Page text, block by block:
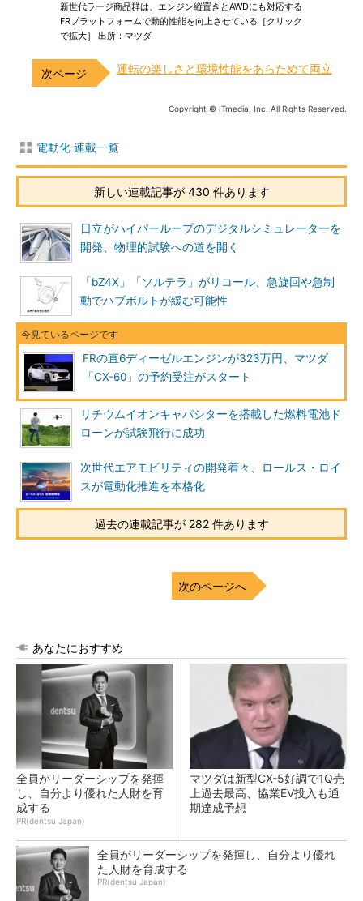
新世代ラージ商品群は、エンジン縦置きとAWDにも対応する
FRプラットフォームで動的性能を向上させている［クリック
で拡大］ 出所：マツダ
運転の楽しさと環境性能をあらためて両立
Copyright © ITmedia, Inc. All Rights Reserved.
電動化 連載一覧
新しい連載記事が 430 件あります
日立がハイパーループのデジタルシミュレーターを
開発、物理的試験への道を開く
「bZ4X」「ソルテラ」がリコール、急旋回や急制
動でハブボルトが緩む可能性
FRの直6ディーゼルエンジンが323万円、マツダ
「CX-60」の予約受注がスタート
リチウムイオンキャパシターを搭載した燃料電池ド
ローンが試験飛行に成功
次世代エアモビリティの開発着々、ロールス・ロイ
スが電動化推進を本格化
過去の連載記事が 282 件あります
次のページへ
あなたにおすすめ
全員がリーダーシップを発揮
し、自分より優れた人財を育
成する
PR(dentsu Japan)
マツダは新型CX-5好調で1Q売
上過去最高、協業EV投入も通
期達成予想
全員がリーダーシップを発揮し、自分より優れ
た人財を育成する
PR(dentsu Japan)